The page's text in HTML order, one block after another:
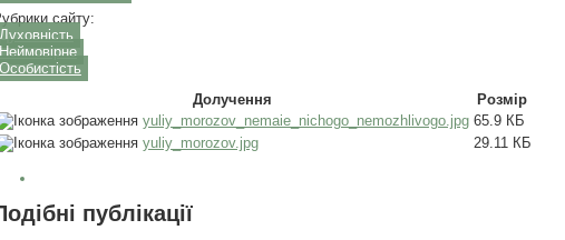
сайту:
Духовність
Неймовірне
Особистість
Долучення
Розмір
yuliy_morozov_nemaie_nichogo_nemozhlivogo.jpg 65.9 КБ
yuliy_morozov.jpg
29.11 КБ
публікації